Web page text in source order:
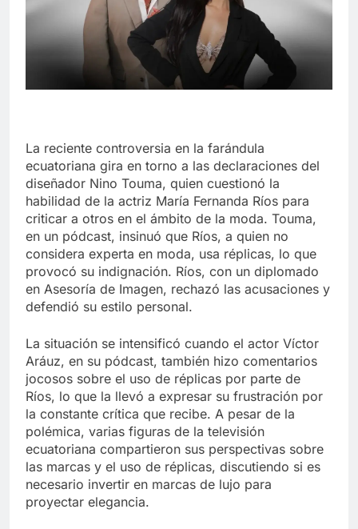
La reciente controversia en la farándula
ecuatoriana gira en torno a las declaraciones del
diseñador Nino Touma, quien cuestionó la
habilidad de la actriz María Fernanda Ríos para
criticar a otros en el ámbito de la moda. Touma,
en un pódcast, insinuó que Ríos, a quien no
considera experta en moda, usa réplicas, lo que
provocó su indignación. Ríos, con un diplomado
en Asesoría de Imagen, rechazó las acusaciones y
defendió su estilo personal.
La situación se intensificó cuando el actor Víctor
Aráuz, en su pódcast, también hizo comentarios
jocosos sobre el uso de réplicas por parte de
Ríos, lo que la llevó a expresar su frustración por
la constante crítica que recibe. A pesar de la
polémica, varias figuras de la televisión
ecuatoriana compartieron sus perspectivas sobre
las marcas y el uso de réplicas, discutiendo si es
necesario invertir en marcas de lujo para
proyectar elegancia.